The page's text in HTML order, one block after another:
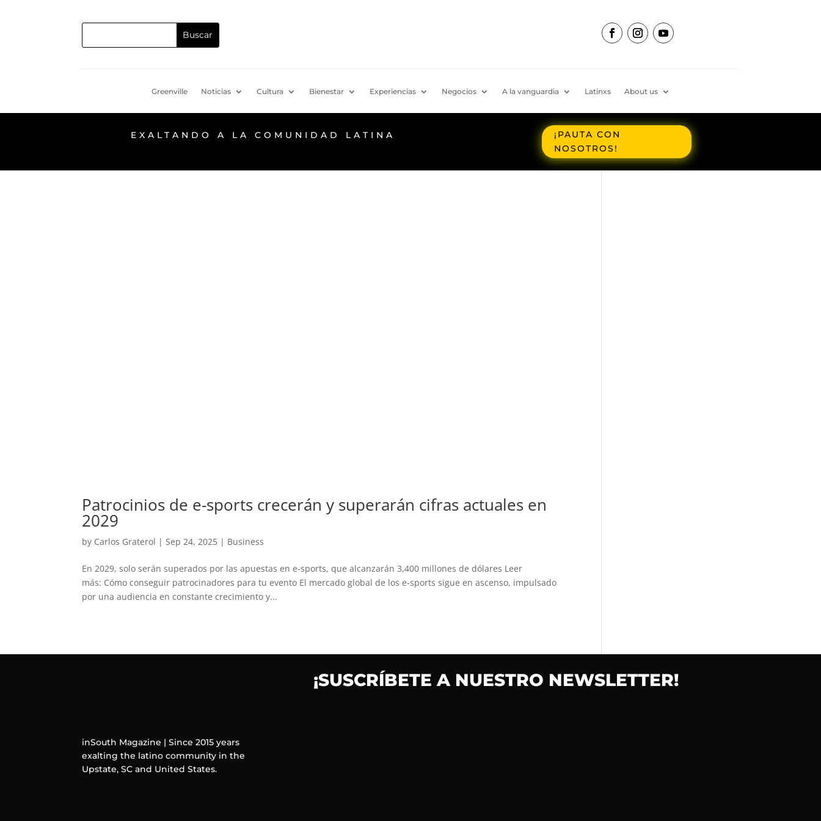
Greenville Noticias Cultura Bienestar Experiencias Negocios A la vanguardia Latinxs About us
EXALTANDO A LA COMUNIDAD LATINA
¡PAUTA CON
NOSOTROS!
Patrocinios de e-sports crecerán y superarán cifras actuales en
2029
by Carlos Graterol |Sep 24, 2025 | Business
En 2029, solo serán superados por las apuestas en e-sports, que alcanzarán 3,400 millones de dólares Leer
más: Cómo conseguir patrocinadores para tu evento El mercado global de los e-sports sigue en ascenso, impulsado
por una audiencia en constante crecimiento y...
inSouth Magazine | Since 2015 years
exalting the latino community in the
Upstate, SC and United States.
¡SUSCRÍBETE A NUESTRO NEWSLETTER!